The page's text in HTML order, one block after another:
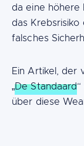
da eine höhere
das Krebsrisiko
falsches
Ein Artikel, der
„De Standaard
über diese